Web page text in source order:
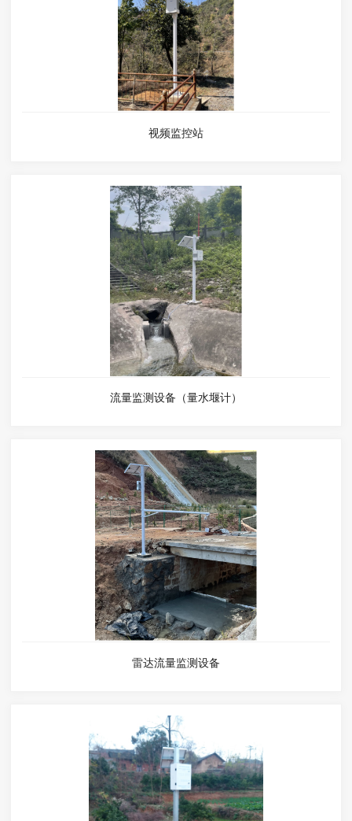
视频监控站
流量监测设备（量水堰计）
雷达流量监测设备